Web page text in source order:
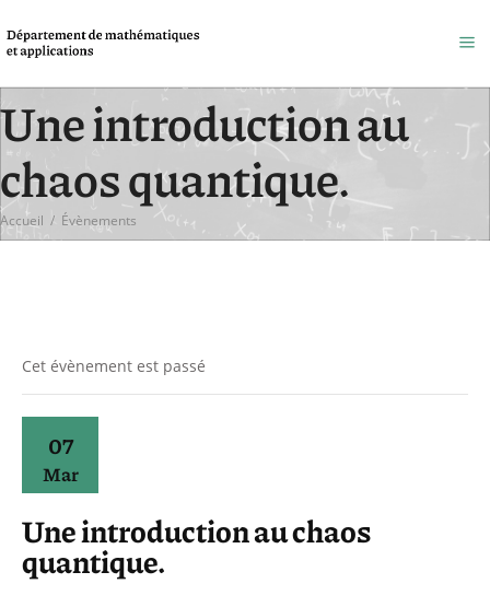
Une introduction au
chaos quantique.
Accueil / Évènements
Cet évènement est passé
07
Mar
Une introduction au chaos
quantique.